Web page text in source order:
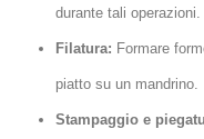
durante tali operazioni.
Filatura: Formare
piatto su un mandrino.
Stampaggio e